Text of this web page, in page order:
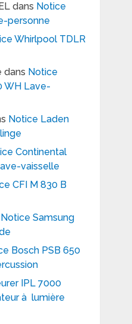
dans Notice
personne
Whirlpool TDLR
dans Notice
WH Lave-
Notice Laden
Continental
vaisselle
CFI M 830 B
Notice Samsung
Bosch PSB 650
IPL 7000
à lumière